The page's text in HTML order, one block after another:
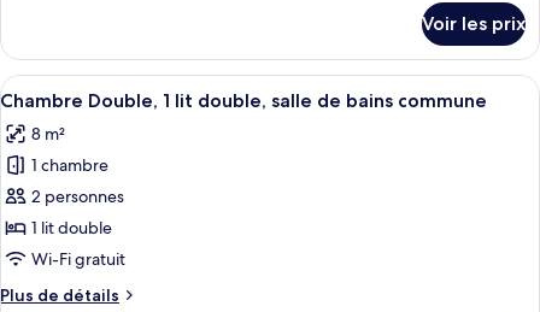
Standard,
lit
une
place,
salle
de
bains
commune
le
type
de
Chambre
Simple
Standard,
lit
une
place,
salle
Voir les prix
Afficher
toutes
les
photos
pour
ce
type
Une chambre avec un mur en
5
Chambre Double, 1 lit double, salle de bains commune
8 m²
1 chambre
2 personnes
1 lit double
Wi-Fi gratuit
Plus de détails
Plus